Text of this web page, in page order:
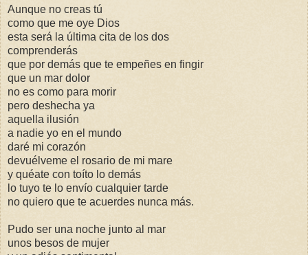
Aunque no creas tú
como que me oye Dios
esta será la última cita de los dos
comprenderás
que por demás que te empeñes en fingir
que un mar dolor
no es como para morir
pero deshecha ya
aquella ilusión
a nadie yo en el mundo
daré mi corazón
devuélveme el rosario de mi mare
y quéate con toíto lo demás
lo tuyo te lo envío cualquier tarde
no quiero que te acuerdes nunca más.
Pudo ser una noche junto al mar
unos besos de mujer